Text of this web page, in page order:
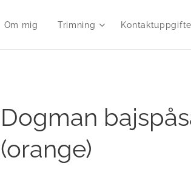
Om mig Trimning
Dogman
(orange)